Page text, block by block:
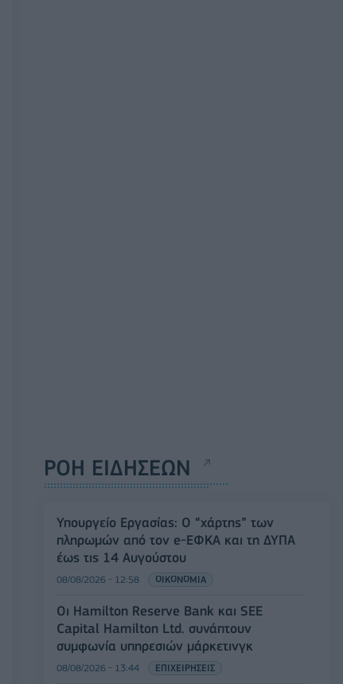
ΡΟΗ ΕΙΔΗΣΕΩΝ
Υπουργείο Εργασίας: Ο “χάρτης” των
πληρωμών από τον e-ΕΦΚΑ και τη ΔΥΠΑ
έως τις 14 Αυγούστου
08/08/2026 - 12:58 ΟΙΚΟΝΟΜΙΑ
Οι Hamilton Reserve Bank και SEE
Capital Hamilton Ltd. συνάπτουν
συμφωνία υπηρεσιών μάρκετινγκ
08/08/2026 - 13:44 ΕΠΙΧΕΙΡΗΣΕΙΣ